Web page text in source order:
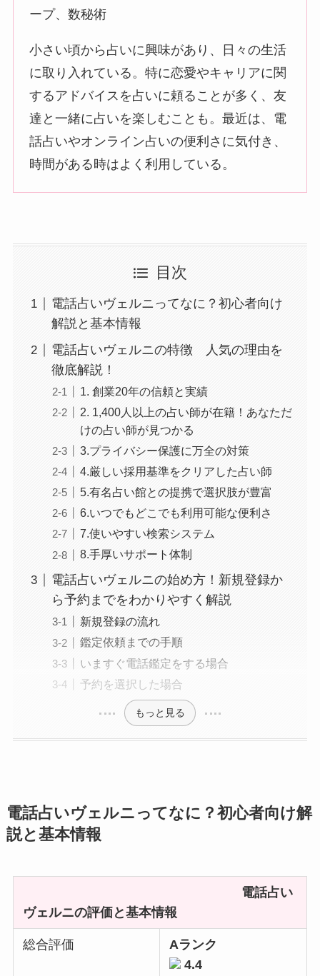
ープ、数秘術
小さい頃から占いに興味があり、日々の生活
に取り入れている。特に恋愛やキャリアに関
するアドバイスを占いに頼ることが多く、友
達と一緒に占いを楽しむことも。最近は、電
話占いやオンライン占いの便利さに気付き、
時間がある時はよく利用している。
目次
電話占いヴェルニってなに？初心者向け
解説と基本情報
電話占いヴェルニの特徴 人気の理由を
徹底解説！
1. 創業20年の信頼と実績
2. 1,400人以上の占い師が在籍！あなただ
けの占い師が見つかる
3.プライバシー保護に万全の対策
4.厳しい採用基準をクリアした占い師
5.有名占い館との提携で選択肢が豊富
6.いつでもどこでも利用可能な便利さ
7.使いやすい検索システム
8.手厚いサポート体制
電話占いヴェルニの始め方！新規登録か
ら予約までをわかりやすく解説
新規登録の流れ
鑑定依頼までの手順
いますぐ電話鑑定をする場合
予約を選択した場合
もっと見る
電話占いヴェルニってなに？初心者向け解
説と基本情報
電話占い
ヴェルニの評価と基本情報
総合評価
Aランク
4.4